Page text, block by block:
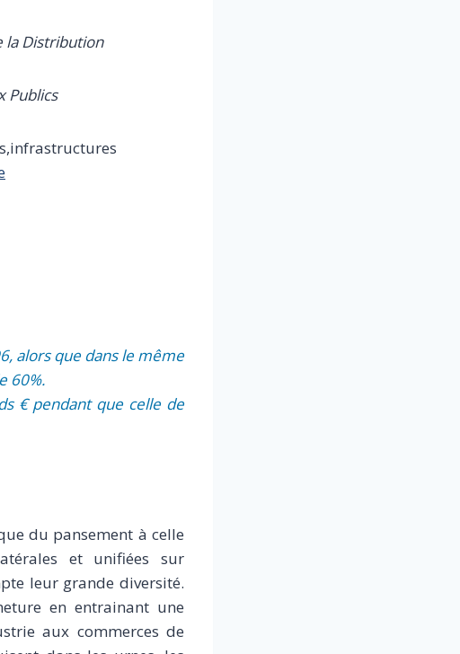
la Distribution
Publics
alors que dans le même
60%.
€ pendant que celle de
du pansement à celle
et unifiées sur
leur grande diversité.
en entrainant une
aux commerces de